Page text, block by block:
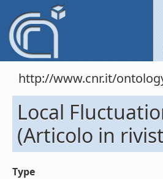
http://www.cnr.it/
Local
(Articolo in
Type